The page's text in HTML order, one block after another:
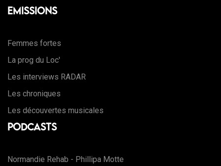
Emissions
Femmes fortes
La prog du Loc'
Les interviews RADAR
Les chroniques
Les découvertes musicales
Podcasts
Normandie Rehab - Phillipa Motte